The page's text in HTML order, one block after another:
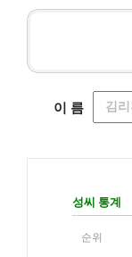
이 름
성씨 통계
순위